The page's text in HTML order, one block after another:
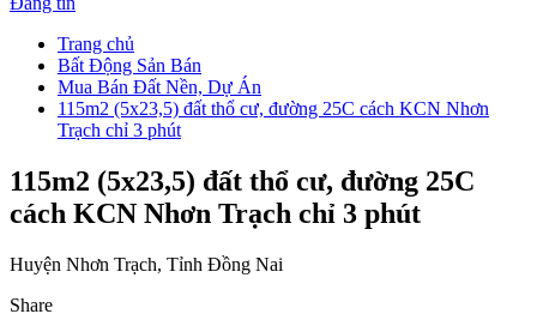
Trang chủ
Bất Động Sản Bán
Mua Bán Đất Nền, Dự Án
115m2 (5x23,5) đất thổ cư, đường 25C cách KCN Nhơn
Trạch chỉ 3 phút
115m2 (5x23,5) đất thổ cư, đường 25C
cách KCN Nhơn Trạch chỉ 3 phút
Huyện Nhơn Trạch, Tỉnh Đồng Nai
Share